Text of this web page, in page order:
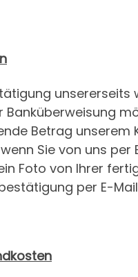
unsererseits
Banküberweisung
Betrag unserem
Sie von uns
Foto von Ihrer
per E-